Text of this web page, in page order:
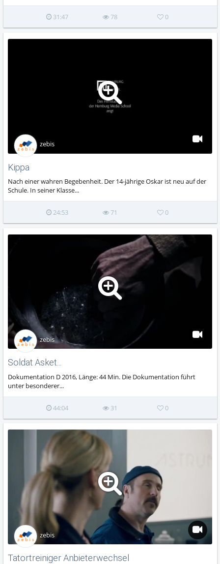
31:47 78 0
Kippa
Nach einer wahren Begebenheit. Der 14-jährige Oskar ist neu auf der
Schule. In seiner Klasse...
zebis
24:53 71 0
Soldat Asket...
Dokumentation D 2016, Länge: 44 Min. Die Dokumentation führt
unter besonderer...
zebis
44:04 31 0
Tatortreiniger Anbieterwechsel
zebis